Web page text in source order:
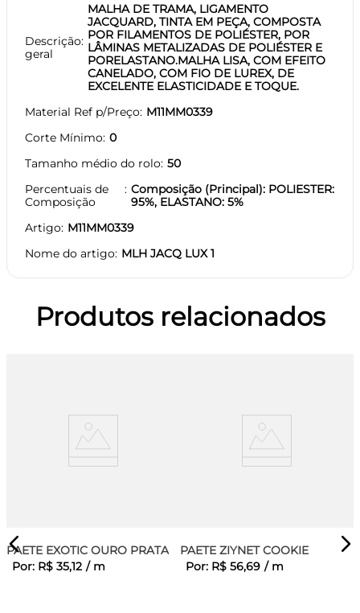
Descrição
geral
MALHA DE TRAMA, LIGAMENTO
JACQUARD, TINTA EM PEÇA, COMPOSTA
POR FILAMENTOS DE POLIÉSTER, POR
LÂMINAS METALIZADAS DE POLIÉSTER E
PORELASTANO.MALHA LISA, COM EFEITO
CANELADO, COM FIO DE LUREX, DE
EXCELENTE ELASTICIDADE E TOQUE.
Material Ref p/Preço M11MM0339
Corte Mínimo 0
Tamanho médio do rolo 50
Percentuais de
Composição
Composição (Principal): POLIESTER:
95%, ELASTANO: 5%
Artigo M11MM0339
Nome do artigo MLH JACQ LUX 1
Produtos relacionados
PAETE EXOTIC OURO PRATA
Por: R$ 35,12 / m
PAETE ZIYNET COOKIE
Por: R$ 56,69 / m